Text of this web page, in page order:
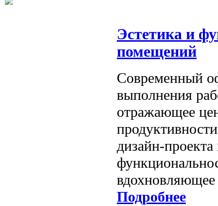
Эстетика и
помещений
Современный
выполнения
отражающее
дизайн-
Подробнее